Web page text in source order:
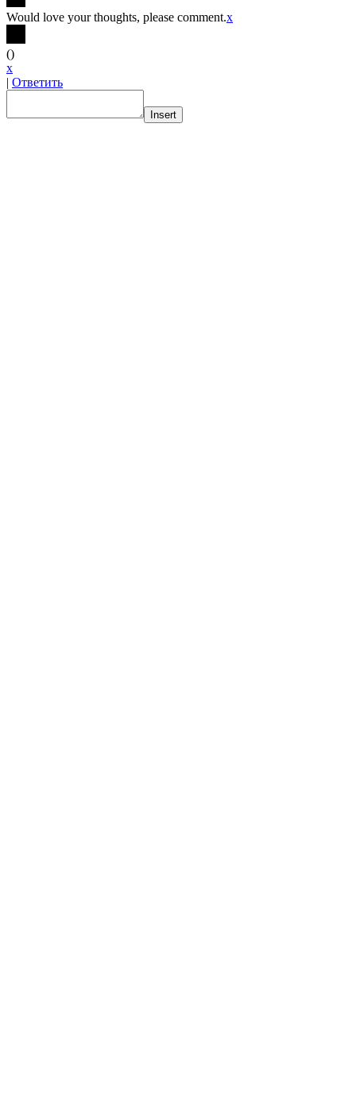
Would love your thoughts, please comment.x
()
x
| Ответить
Insert